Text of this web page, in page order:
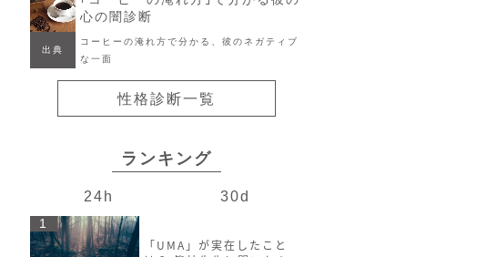
心の闇診断
出典
コーヒーの淹れ方で分かる、彼のネガティブ
な一面
性格診断一覧
ランキング
24h 30d
1
「UMA」が実在したこと